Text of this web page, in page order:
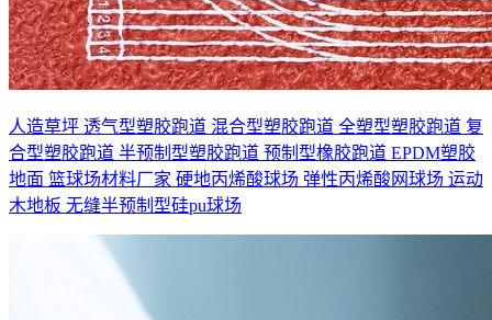
人造草坪 透气型塑胶跑道 混合型塑胶跑道 全塑型塑胶跑道 复
合型塑胶跑道 半预制型塑胶跑道 预制型橡胶跑道 EPDM塑胶
地面 篮球场材料厂家 硬地丙烯酸球场 弹性丙烯酸网球场 运动
木地板 无缝半预制型硅pu球场